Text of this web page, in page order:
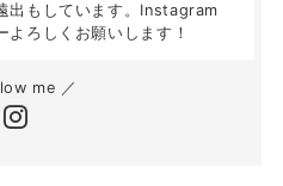
出もしています。Instagram
よろしくお願いします！
me ／